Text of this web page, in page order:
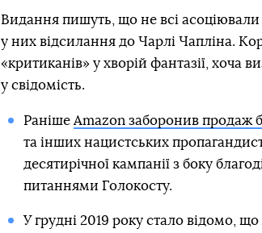
Видання пишуть, що не всі асоціювали
у них відсилання до Чарлі Чапліна.
«критиканів» у хворій фантазії, хоча
у свідомість.
Раніше Amazon заборонив продаж
та інших нацистських
десятирічної кампанії з боку
питаннями Голокосту.
У грудні 2019 року стало відомо, що